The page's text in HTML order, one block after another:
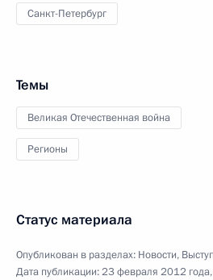
Санкт-Петербург
Темы
Великая Отечественная война
Регионы
Статус материала
Опубликован в разделах: Новости,
Дата публикации:23 февраля 2012